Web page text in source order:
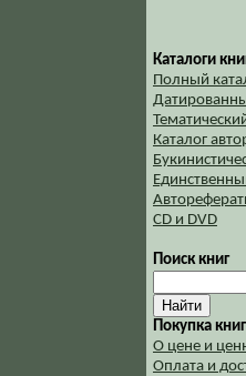
Каталоги
Полный
Каталог
CD и DVD
Поиск книг
Покупка книг
О цене и
Оплата и